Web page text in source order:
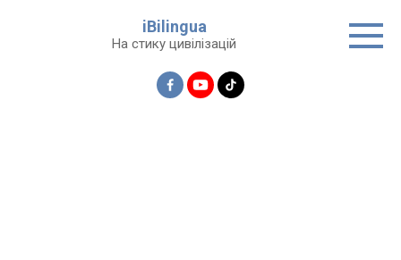
iBilingua
На стику цивілізацій